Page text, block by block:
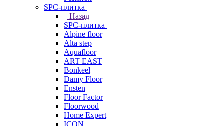
SPC-плитка
Назад
SPC-плитка
Alpine floor
Alta step
Aquafloor
ART EAST
Bonkeel
Damy Floor
Ensten
Floor Factor
Floorwood
Home Expert
ICON